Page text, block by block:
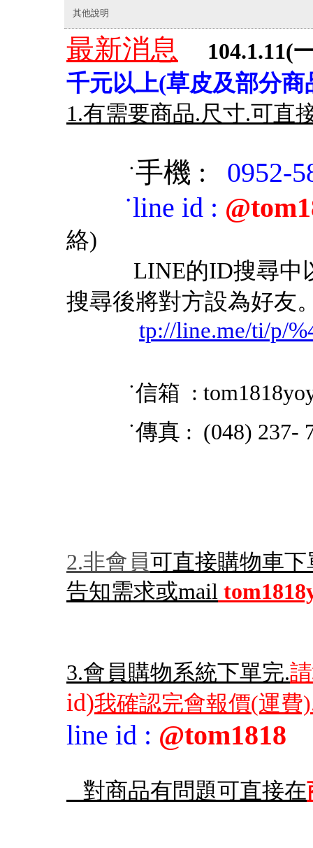
其他說明
最新消息 104.1.11(
千元以上(草皮及部分商
1.有需要商品.尺寸.可直
˙手機 :
0952-
˙line id :
絡)
LINE的ID搜尋中以
搜尋後將對方設為好友
tp://line.me/ti/p/
˙信箱 :
˙傳真 : (048) 237-
2.非會員可直接購物車
告知需求或mail
3.會員購物系統下單完.
id)我確認完會報價(運費
line id : @tom1818
對商品有問題可直接在